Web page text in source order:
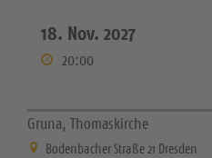
18. Nov. 2027
20:00
Gruna, Thomaskirche
Bodenbacher Straße 21 Dresden